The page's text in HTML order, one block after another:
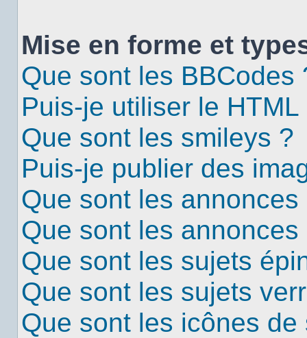
Mise en forme et
Que sont les BBCodes
Puis-je utiliser le HTML
Que sont les smileys ?
Puis-je publier des
Que sont les
Que sont les annonces
Que sont les sujets
Que sont les sujets
Que sont les icônes de